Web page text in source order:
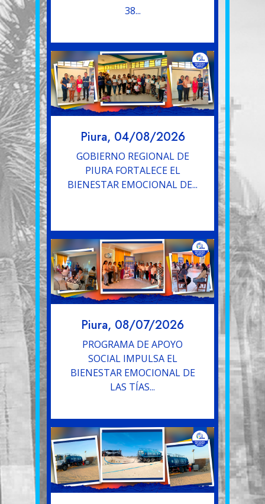
38...
Piura, 04/08/2026
GOBIERNO REGIONAL DE
PIURA FORTALECE EL
BIENESTAR EMOCIONAL DE...
Piura, 08/07/2026
PROGRAMA DE APOYO
SOCIAL IMPULSA EL
BIENESTAR EMOCIONAL DE
LAS TÍAS...